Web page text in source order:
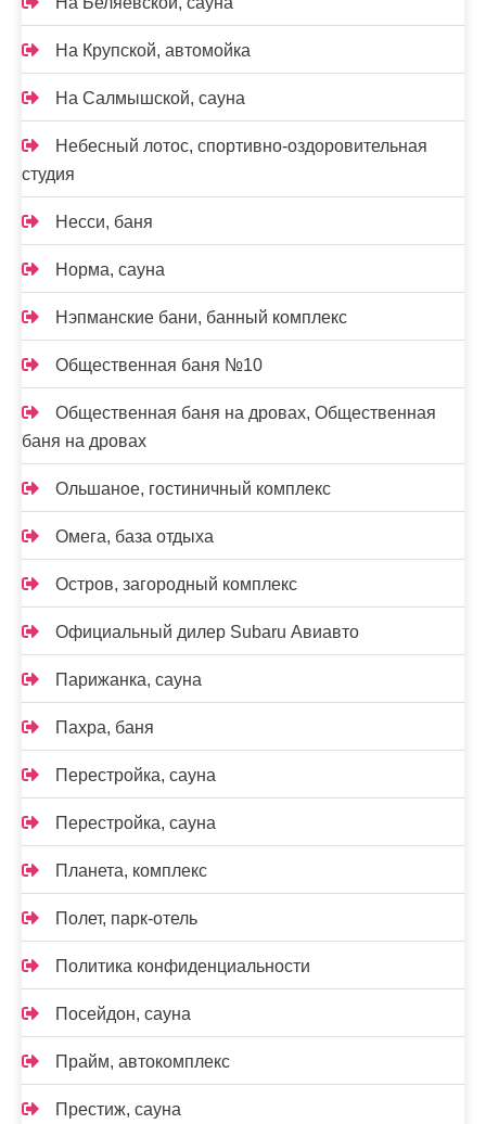
На Крупской, автомойка
На Салмышской, сауна
Небесный лотос, спортивно-оздоровительная
студия
Несси, баня
Норма, сауна
Нэпманские бани, банный комплекс
Общественная баня №10
Общественная баня на дровах, Общественная
баня на дровах
Ольшаное, гостиничный комплекс
Омега, база отдыха
Остров, загородный комплекс
Официальный дилер Subaru Авиавто
Парижанка, сауна
Пахра, баня
Перестройка, сауна
Перестройка, сауна
Планета, комплекс
Полет, парк-отель
Политика конфиденциальности
Посейдон, сауна
Прайм, автокомплекс
Престиж, сауна